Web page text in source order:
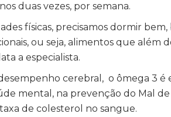
duas vezes, por semana.
físicas, precisamos dormir
ou seja, alimentos que além
a especialista.
cerebral, o ômega 3 é
mental, na prevenção do Mal
de colesterol no sangue.